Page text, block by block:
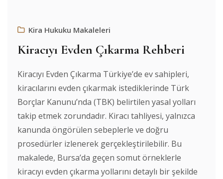
Kira Hukuku Makaleleri
Kiracıyı Evden Çıkarma Rehberi
Kiracıyı Evden Çıkarma Türkiye’de ev sahipleri,
kiracılarını evden çıkarmak istediklerinde Türk
Borçlar Kanunu’nda (TBK) belirtilen yasal yolları
takip etmek zorundadır. Kiracı tahliyesi, yalnızca
kanunda öngörülen sebeplerle ve doğru
prosedürler izlenerek gerçekleştirilebilir. Bu
makalede, Bursa’da geçen somut örneklerle
kiracıyı evden çıkarma yollarını detaylı bir şekilde